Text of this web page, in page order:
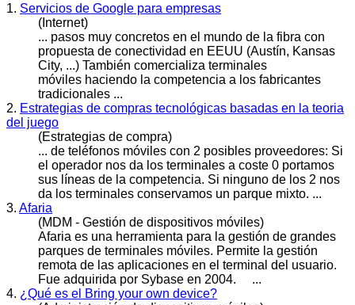
1. Servicios de Google para empresas
(Internet)
... pasos muy concretos en el mundo de la fibra con
propuesta de conectividad en EEUU (Austín, Kansas
City, ...) También comercializa terminales
móviles haciendo la competencia a los fabricantes
tradicionales ...
2. Estrategias de compras tecnológicas basadas en la teoria
del juego
(Estrategias de compra)
... de teléfonos móviles con 2 posibles proveedores: Si
el operador nos da los terminales a coste 0 portamos
sus líneas de la competencia. Si ninguno de los 2 nos
da los terminales conservamos un parque mixto. ...
3. Afaria
(MDM - Gestión de dispositivos móviles)
Afaria es una herramienta para la gestión de grandes
parques de terminales móviles. Permite la gestión
remota de las aplicaciones en el terminal del usuario.
Fue adquirida por Sybase en 2004. ...
4. ¿Qué es el Bring your own device?